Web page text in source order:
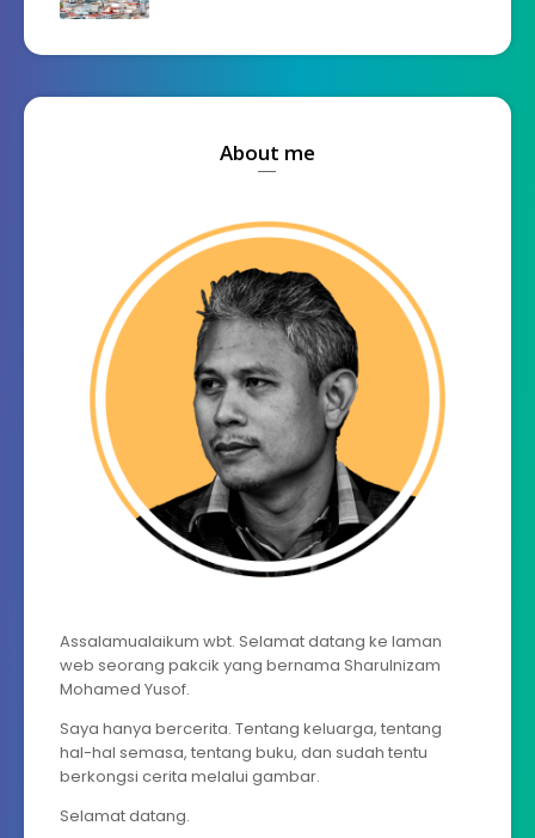
About me
Assalamualaikum wbt. Selamat datang ke laman
web seorang pakcik yang bernama Sharulnizam
Mohamed Yusof.
Saya hanya bercerita. Tentang keluarga, tentang
hal-hal semasa, tentang buku, dan sudah tentu
berkongsi cerita melalui gambar.
Selamat datang.